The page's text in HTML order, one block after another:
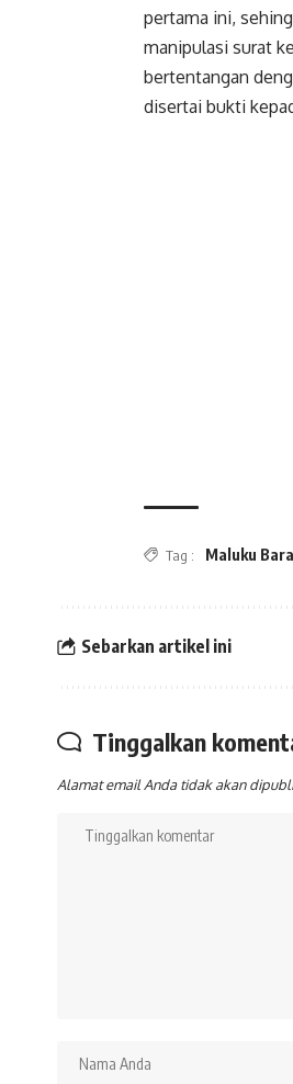
pertama ini,
manipulasi surat
bertentangan
disertai bukti
Tag : Maluku
Sebarkan artikel ini
Tinggalkan
Alamat email Anda tidak akan